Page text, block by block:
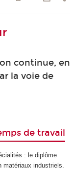
continue, en
la voie de
de travail
: le diplôme
matériaux industriels.